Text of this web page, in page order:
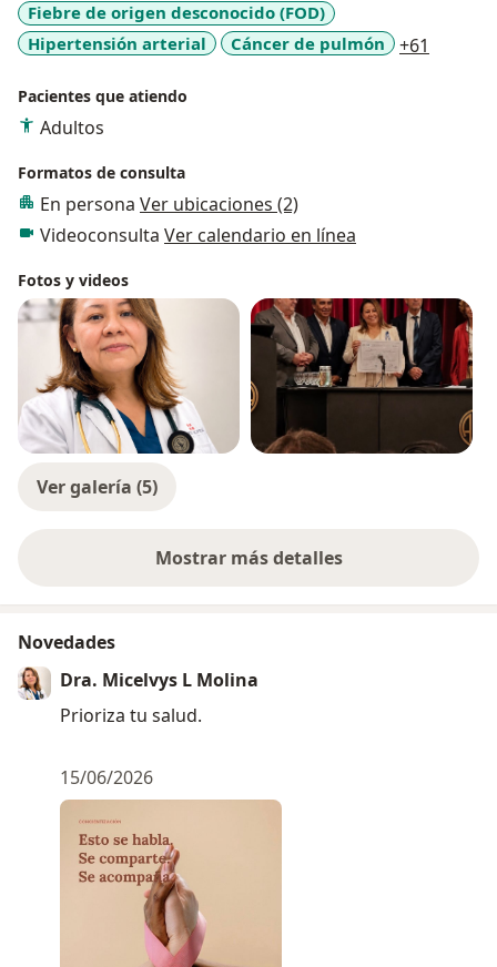
Fiebre de origen desconocido (FOD)
Hipertensión arterial
Cáncer de pulmón +61
Pacientes que atiendo
Adultos
Formatos de consulta
En persona Ver ubicaciones (2)
Videoconsulta Ver calendario en línea
Fotos y videos
Ver galería (5)
Mostrar más detalles
sobre la experiencia
Novedades
Dra. Micelvys L Molina
Prioriza tu salud.
15/06/2026